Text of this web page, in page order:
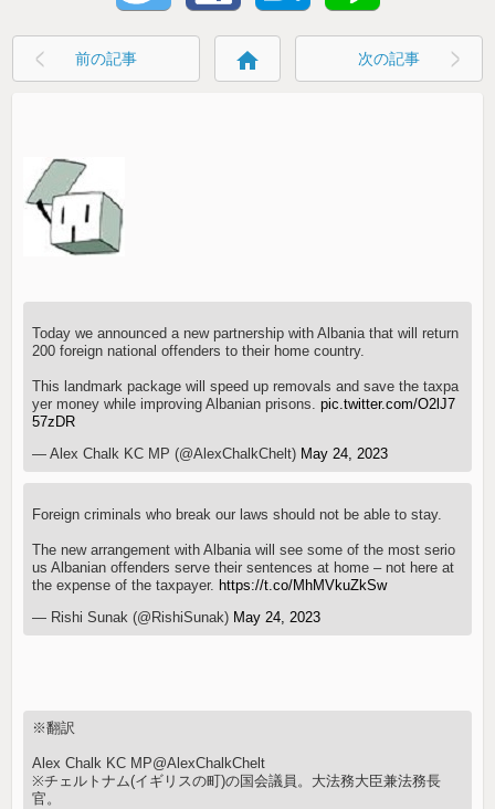
前の記事 home 次の記事
Today we announced a new partnership with Albania that will return
200 foreign national offenders to their home country.
This landmark package will speed up removals and save the taxpa
yer money while improving Albanian prisons.pic.twitter.com/O2lJ7
57zDR
— Alex Chalk KC MP (@AlexChalkChelt) May 24, 2023
Foreign criminals who break our laws should not be able to stay.
The new arrangement with Albania will see some of the most serio
us Albanian offenders serve their sentences at home – not here at
the expense of the taxpayer. https://t.co/MhMVkuZkSw
— Rishi Sunak (@RishiSunak) May 24, 2023
※翻訳
Alex Chalk KC MP@AlexChalkChelt
※チェルトナム(イギリスの町)の国会議員。大法務大臣兼法務長
官。